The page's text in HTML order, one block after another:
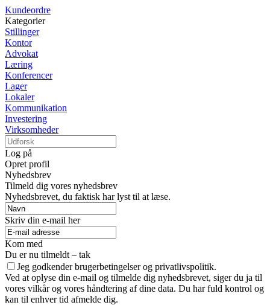
Kundeordre
Kategorier
Stillinger
Kontor
Advokat
Læring
Konferencer
Lager
Lokaler
Kommunikation
Investering
Virksomheder
Log på
Opret profil
Nyhedsbrev
Tilmeld dig vores nyhedsbrev
Nyhedsbrevet, du faktisk har lyst til at læse.
Skriv din e-mail her
Kom med
Du er nu tilmeldt – tak
Jeg godkender brugerbetingelser og privatlivspolitik.
Ved at oplyse din e-mail og tilmelde dig nyhedsbrevet, siger du ja til
vores vilkår og vores håndtering af dine data. Du har fuld kontrol og
kan til enhver tid afmelde dig.